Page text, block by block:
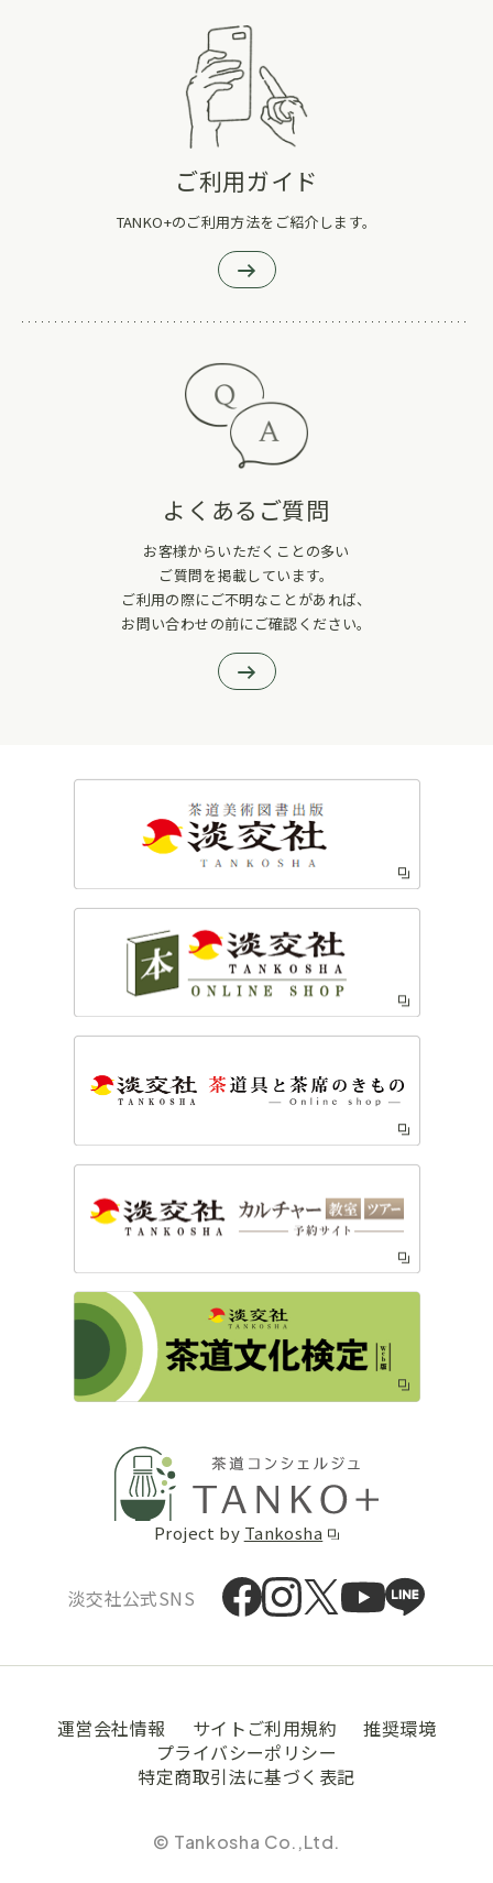
ご利用ガイド
TANKO+のご利用方法をご紹介します。
よくあるご質問
お客様からいただくことの多い
ご質問を掲載しています。
ご利用の際にご不明なことがあれば、
お問い合わせの前にご確認ください。
Project by Tankosha
淡交社公式SNS
運営会社情報 サイトご利用規約
推奨環境
プライバシーポリシー
特定商取引法に基づく表記
© Tankosha Co.,Ltd.